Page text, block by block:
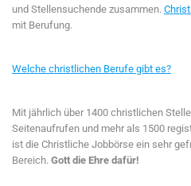
und Stellensuchende zusammen.
mit Berufung.
Welche christlichen Berufe gibt es?
Mit jährlich über 1400 christlichen
Seitenaufrufen und mehr als 1500
ist die Christliche Jobbörse ein sehr
Bereich. Gott die Ehre dafür!